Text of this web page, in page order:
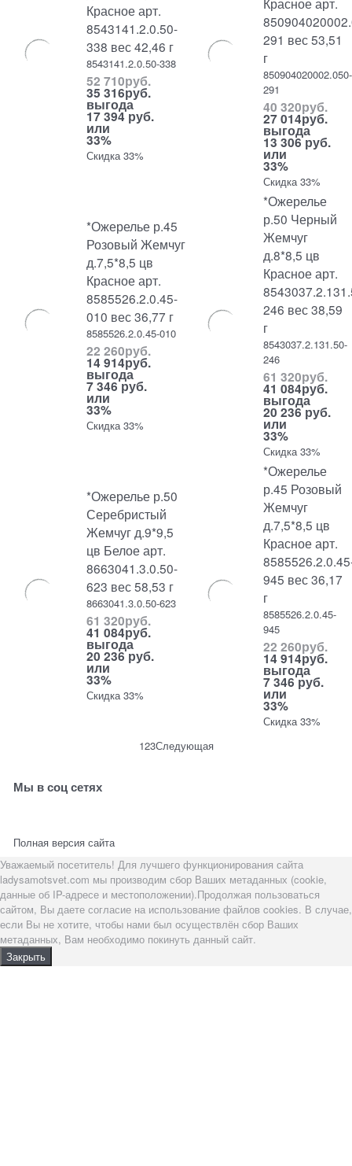
Красное арт.
8543141.2.0.50-
338 вес 42,46 г
8543141.2.0.50-338
52 710руб.
35 316руб.
выгода
17 394 руб.
или
33%
Скидка 33%
291 вес 53,51
г
850904020002.050-
291
40 320руб.
27 014руб.
выгода
13 306 руб.
или
33%
Скидка 33%
*Ожерелье р.45
Розовый Жемчуг
д.7,5*8,5 цв
Красное арт.
8585526.2.0.45-
010 вес 36,77 г
8585526.2.0.45-010
22 260руб.
14 914руб.
выгода
7 346 руб.
или
33%
Скидка 33%
*Ожерелье
р.50 Черный
Жемчуг
д.8*8,5 цв
Красное арт.
246 вес 38,59
г
8543037.2.131.50-
246
61 320руб.
41 084руб.
выгода
20 236 руб.
или
33%
Скидка 33%
*Ожерелье р.50
Серебристый
Жемчуг д.9*9,5
цв Белое арт.
8663041.3.0.50-
623 вес 58,53 г
8663041.3.0.50-623
61 320руб.
41 084руб.
выгода
20 236 руб.
или
33%
Скидка 33%
*Ожерелье
р.45 Розовый
Жемчуг
д.7,5*8,5 цв
Красное арт.
945 вес 36,17
г
8585526.2.0.45-
945
22 260руб.
14 914руб.
выгода
7 346 руб.
или
33%
Скидка 33%
123Следующая
Мы в соц сетях
Полная версия сайта
Уважаемый посетитель! Для лучшего функционирования сайта
ladysamotsvet.com мы производим сбор Ваших метаданных (cookie,
данные об IP-адресе и местоположении).Продолжая пользоваться
сайтом, Вы даете согласие на использование файлов cookies. В случае,
если Вы не хотите, чтобы нами был осуществлён сбор Ваших
метаданных, Вам необходимо покинуть данный сайт.
Закрыть